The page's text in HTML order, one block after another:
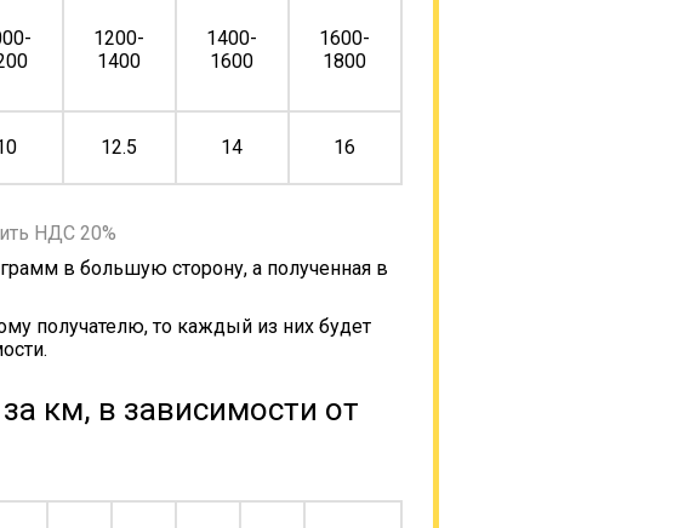
1200-
1400
1400-
1600
1600-
1800
12.5 14 16
НДС 20%
в большую сторону, а полученная в
получателю, то каждый из них будет
км, в зависимости от